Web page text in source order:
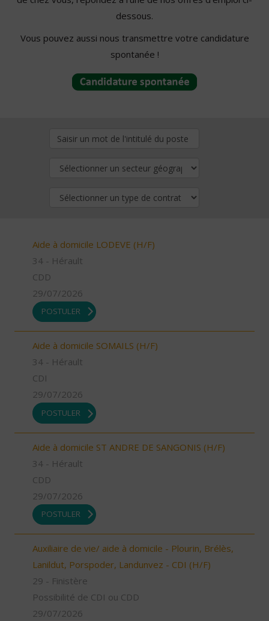
dessous.
Vous pouvez aussi nous transmettre votre candidature
spontanée !
Aide à domicile LODEVE (H/F)
34 - Hérault
CDD
29/07/2026
POSTULER
Aide à domicile SOMAILS (H/F)
34 - Hérault
CDI
29/07/2026
POSTULER
Aide à domicile ST ANDRE DE SANGONIS (H/F)
34 - Hérault
CDD
29/07/2026
POSTULER
Auxiliaire de vie/ aide à domicile - Plourin, Brélès,
Lanildut, Porspoder, Landunvez - CDI (H/F)
29 - Finistère
Possibilité de CDI ou CDD
29/07/2026